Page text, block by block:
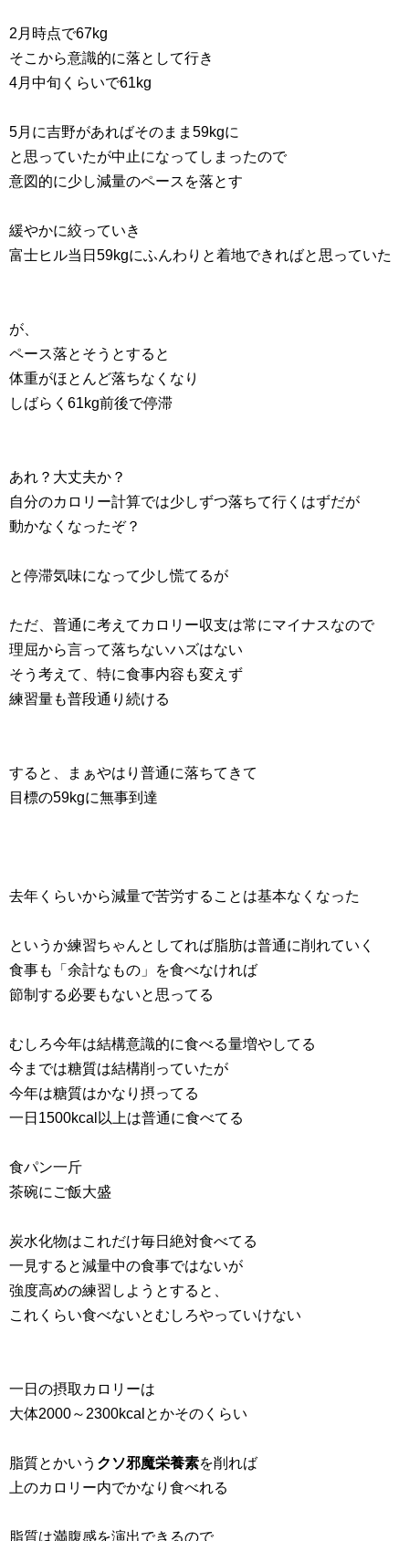
2月時点で67kg
そこから意識的に落として行き
4月中旬くらいで61kg
5月に吉野があればそのまま59kgに
と思っていたが中止になってしまったので
意図的に少し減量のペースを落とす
緩やかに絞っていき
富士ヒル当日59kgにふんわりと着地できればと思っていた
が、
ペース落とそうとすると
体重がほとんど落ちなくなり
しばらく61kg前後で停滞
あれ？大丈夫か？
自分のカロリー計算では少しずつ落ちて行くはずだが
動かなくなったぞ？
と停滞気味になって少し慌てるが
ただ、普通に考えてカロリー収支は常にマイナスなので
理屈から言って落ちないハズはない
そう考えて、特に食事内容も変えず
練習量も普段通り続ける
すると、まぁやはり普通に落ちてきて
目標の59kgに無事到達
去年くらいから減量で苦労することは基本なくなった
というか練習ちゃんとしてれば脂肪は普通に削れていく
食事も「余計なもの」を食べなければ
節制する必要もないと思ってる
むしろ今年は結構意識的に食べる量増やしてる
今までは糖質は結構削っていたが
今年は糖質はかなり摂ってる
一日1500kcal以上は普通に食べてる
食パン一斤
茶碗にご飯大盛
炭水化物はこれだけ毎日絶対食べてる
一見すると減量中の食事ではないが
強度高めの練習しようとすると、
これくらい食べないとむしろやっていけない
一日の摂取カロリーは
大体2000～2300kcalとかそのくらい
脂質とかいう クソ邪魔栄養素を削れば
上のカロリー内でかなり食べれる
脂質は満腹感を演出できるので